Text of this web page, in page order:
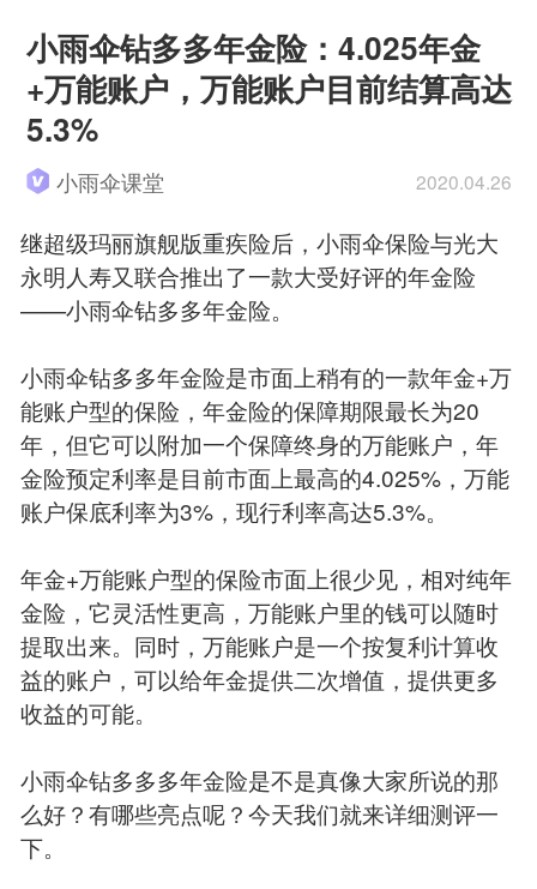
小雨伞钻多多年金险：4.025年金
+万能账户，万能账户目前结算高达
5.3%
小雨伞课堂 2020.04.26
继超级玛丽旗舰版重疾险后，小雨伞保险与光大
永明人寿又联合推出了一款大受好评的年金险
——小雨伞钻多多年金险。
小雨伞钻多多年金险是市面上稍有的一款年金+万
能账户型的保险，年金险的保障期限最长为20
年，但它可以附加一个保障终身的万能账户，年
金险预定利率是目前市面上最高的4.025%，万能
账户保底利率为3%，现行利率高达5.3%。
年金+万能账户型的保险市面上很少见，相对纯年
金险，它灵活性更高，万能账户里的钱可以随时
提取出来。同时，万能账户是一个按复利计算收
益的账户，可以给年金提供二次增值，提供更多
收益的可能。
小雨伞钻多多多年金险是不是真像大家所说的那
么好？有哪些亮点呢？今天我们就来详细测评一
下。